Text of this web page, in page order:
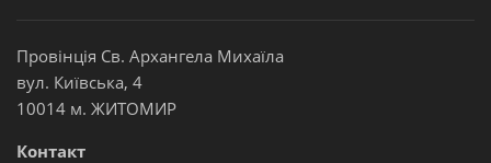
Провінція Св. Архангела Михаїла
вул. Київська, 4
10014 м. ЖИТОМИР
Контакт